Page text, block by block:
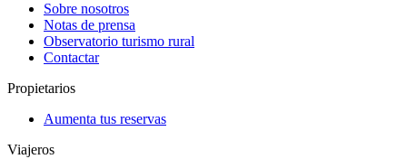
Sobre nosotros
Notas de prensa
Observatorio turismo rural
Contactar
Propietarios
Aumenta tus reservas
Viajeros